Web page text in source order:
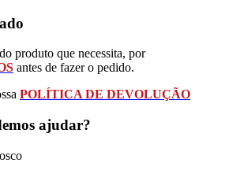
produto que necessita, por
antes de fazer o pedido.
POLÍTICA DE DEVOLUÇÃO
ajudar?